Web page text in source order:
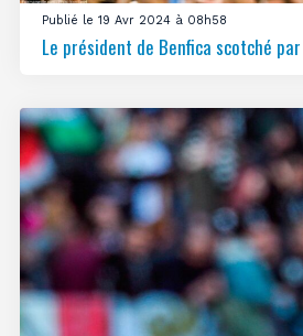
Publié le 19 Avr 2024 à 08h58
Le président de Benfica scotché par